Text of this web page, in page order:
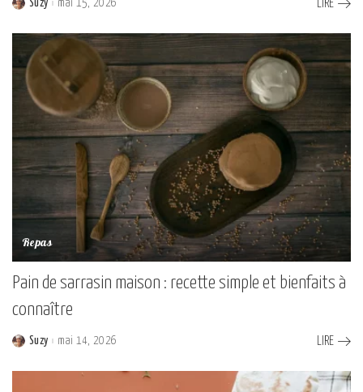
Posted
Suzy mai 15, 2026 LIRE
Repas
Pain de sarrasin maison : recette simple et bienfaits à
connaître
Posted
Suzy mai 14, 2026 LIRE